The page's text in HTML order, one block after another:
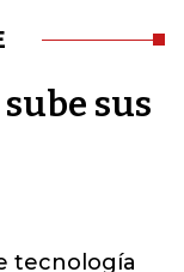
sus
tecnología